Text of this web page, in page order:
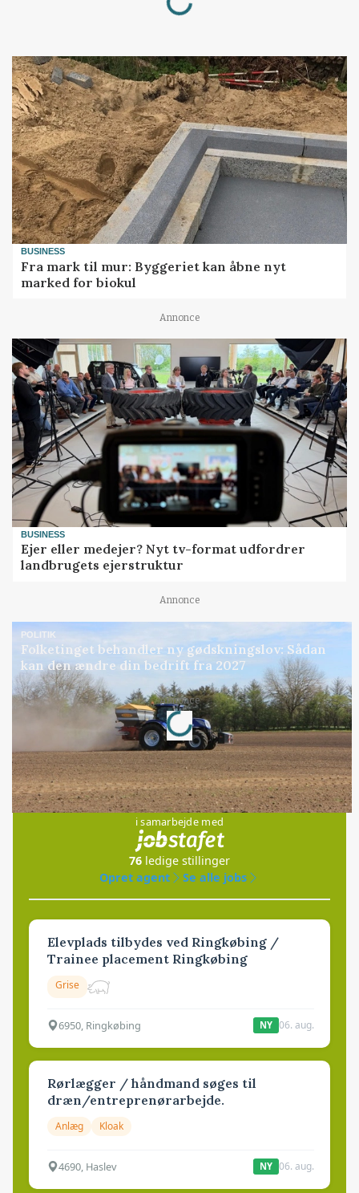
BUSINESS
Fra mark til mur: Byggeriet kan åbne nyt
marked for biokul
Annonce
BUSINESS
Ejer eller medejer? Nyt tv-format udfordrer
landbrugets ejerstruktur
Annonce
POLITIK
Folketinget behandler ny gødskningslov: Sådan
kan den ændre din bedrift fra 2027
Annonce
Loading...
Jobs
i samarbejde med
76 ledige stillinger
Opret agent
Se alle jobs
Elevplads tilbydes ved Ringkøbing /
Trainee placement Ringkøbing
Grise
6950, Ringkøbing NY 06. aug.
Rørlægger / håndmand søges til
dræn/entreprenørarbejde.
Anlæg Kloak
4690, Haslev NY 06. aug.